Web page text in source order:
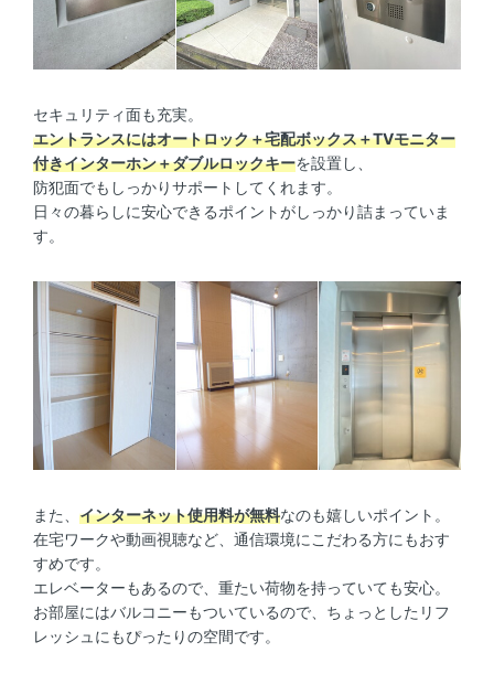
セキュリティ面も充実。
エントランスにはオートロック＋宅配ボックス＋TVモニター
付きインターホン＋ダブルロックキーを設置し、
防犯面でもしっかりサポートしてくれます。
日々の暮らしに安心できるポイントがしっかり詰まっていま
す。
また、 インターネット使用料が無料なのも嬉しいポイント。
在宅ワークや動画視聴など、通信環境にこだわる方にもおす
すめです。
エレベーターもあるので、重たい荷物を持っていても安心。
お部屋にはバルコニーもついているので、ちょっとしたリフ
レッシュにもぴったりの空間です。